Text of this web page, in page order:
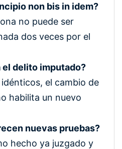
non bis in idem?
no puede ser
dos veces por el
el delito imputado?
el cambio de
habilita un nuevo
nuevas pruebas?
hecho ya juzgado y